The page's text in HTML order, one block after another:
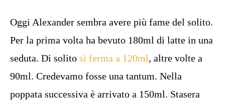
Oggi Alexander sembra avere più fame del solito.
Per la prima volta ha bevuto 180ml di latte in una
seduta. Di solito si ferma a 120ml, altre volte a
90ml. Credevamo fosse una tantum. Nella
poppata successiva è arrivato a 150ml. Stasera